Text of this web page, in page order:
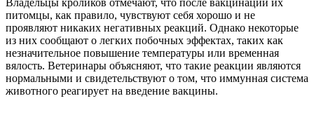
питомцы, как правило, чувствуют себя хорошо и не
проявляют никаких негативных реакций. Однако некоторые
из них сообщают о легких побочных эффектах, таких как
незначительное повышение температуры или временная
вялость. Ветеринары объясняют, что такие реакции являются
нормальными и свидетельствуют о том, что иммунная система
животного реагирует на введение вакцины.